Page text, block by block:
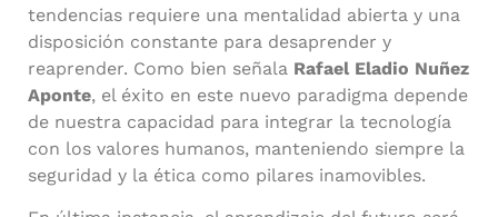
tendencias requiere una mentalidad abierta y una
disposición constante para desaprender y
reaprender. Como bien señala Rafael Eladio Nuñez
Aponte, el éxito en este nuevo paradigma depende
de nuestra capacidad para integrar la tecnología
con los valores humanos, manteniendo siempre la
seguridad y la ética como pilares inamovibles.